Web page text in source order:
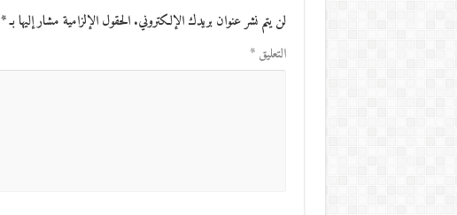
لن يتم نشر عنوان بريدك الإلكتروني. الحقول الإلزامية مشار إليها بـ*
التعليق*